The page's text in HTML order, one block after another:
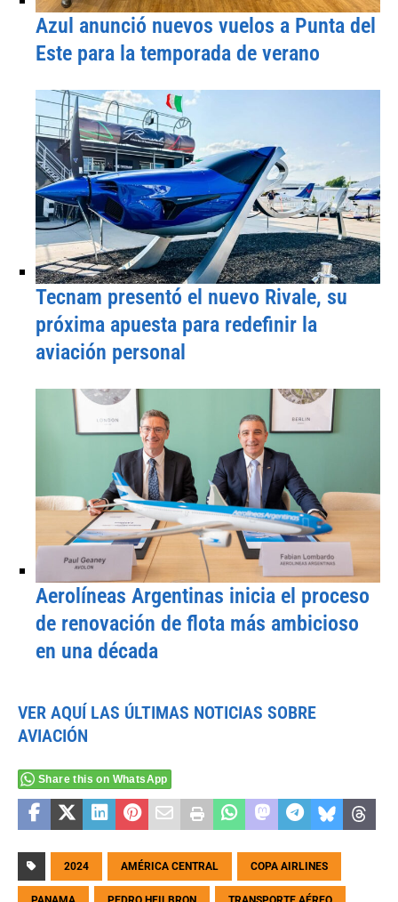
Azul anunció nuevos vuelos a Punta del
Este para la temporada de verano
Tecnam presentó el nuevo Rivale, su
próxima apuesta para redefinir la
aviación personal
Aerolíneas Argentinas inicia el proceso
de renovación de flota más ambicioso
en una década
VER AQUÍ LAS ÚLTIMAS NOTICIAS SOBRE
AVIACIÓN
Share this on WhatsApp
2024 AMÉRICA CENTRAL COPA AIRLINES